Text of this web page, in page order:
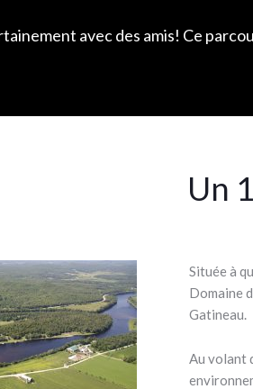
avec des amis! Ce
Un
Située à
Domaine
Gatineau.
Au volant